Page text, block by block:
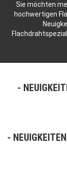
Sie möchten
hochwertigen